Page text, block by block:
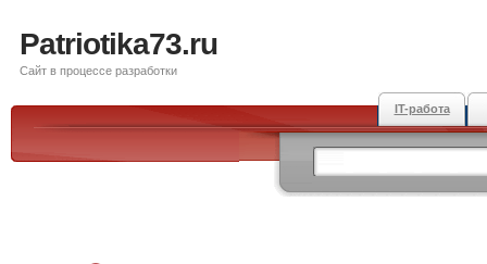
Patriotika73.ru
Сайт в процессе разработки
IT-работа